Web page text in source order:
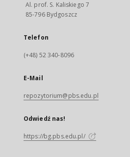
Al. prof. S. Kaliskiego 7
85-796 Bydgoszcz
Telefon
(+48) 52 340-8096
E-Mail
repozytorium@pbs.edu.pl
Odwiedź nas!
https://bg.pbs.edu.pl/